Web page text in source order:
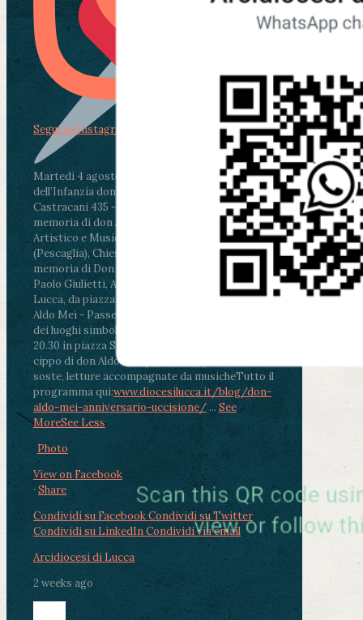
Martedì 4 agosto2026
ore 11:30 - Lucca, Scuola
dell’Infanzia don Aldo Mei - Viale Castruccio
Castracani 435 - Inaugurazione murales in
memoria di don Aldo Mei curato dal Liceo
Artistico e Musicale “Passaglia”
ore 18 - Fiano
(Pescaglia), Chiesa parrocchiale - Messa in
memoria di Don Aldo Mei celebrata da mons.
Paolo Giulietti, Arcivescovo di Lucca
ore 20.30 -
Lucca, da piazza San Michele al Cippo di don
Aldo Mei - Passeggiata della Memoria in alcuni
dei luoghi simbolo della città. Ritrovo alle ore
20.30 in piazza San Michele con conclusione al
cippo di don Aldo Mei (Porta Elisa). Durante le
soste, letture accompagnate da musicheTutto il
programma qui:www.diocesilucca.it/blog/don-
aldo-mei-anniversario-uccisione/ ... See
MoreSee Less
Photo
View on Facebook
· Share
Condividi su FacebookCondividi su Twitter
Condividi su LinkedInCondividi via email
Arcidiocesi di Lucca
2 weeks ago
Segui su Instagram